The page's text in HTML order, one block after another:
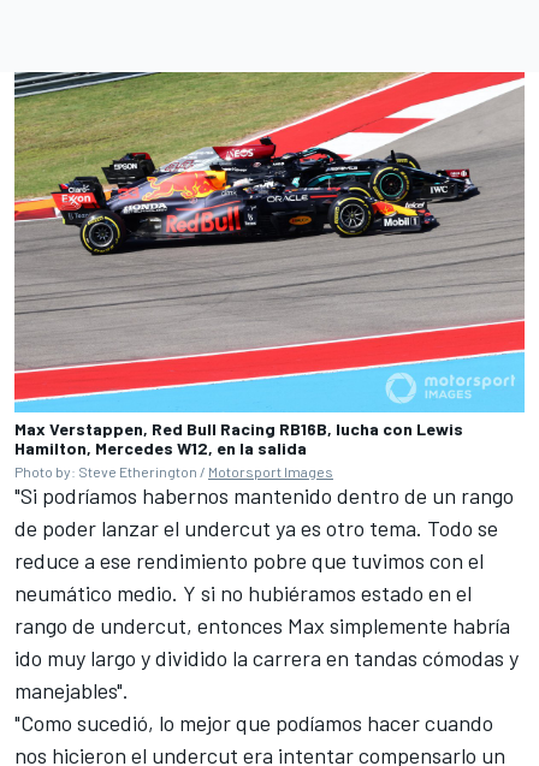
Max Verstappen, Red Bull Racing RB16B, lucha con Lewis
Hamilton, Mercedes W12, en la salida
Photo by: Steve Etherington / Motorsport Images
"Si podríamos habernos mantenido dentro de un rango
de poder lanzar el undercut ya es otro tema. Todo se
reduce a ese rendimiento pobre que tuvimos con el
neumático medio. Y si no hubiéramos estado en el
rango de undercut, entonces Max simplemente habría
ido muy largo y dividido la carrera en tandas cómodas y
manejables".
"Como sucedió, lo mejor que podíamos hacer cuando
nos hicieron el undercut era intentar compensarlo un